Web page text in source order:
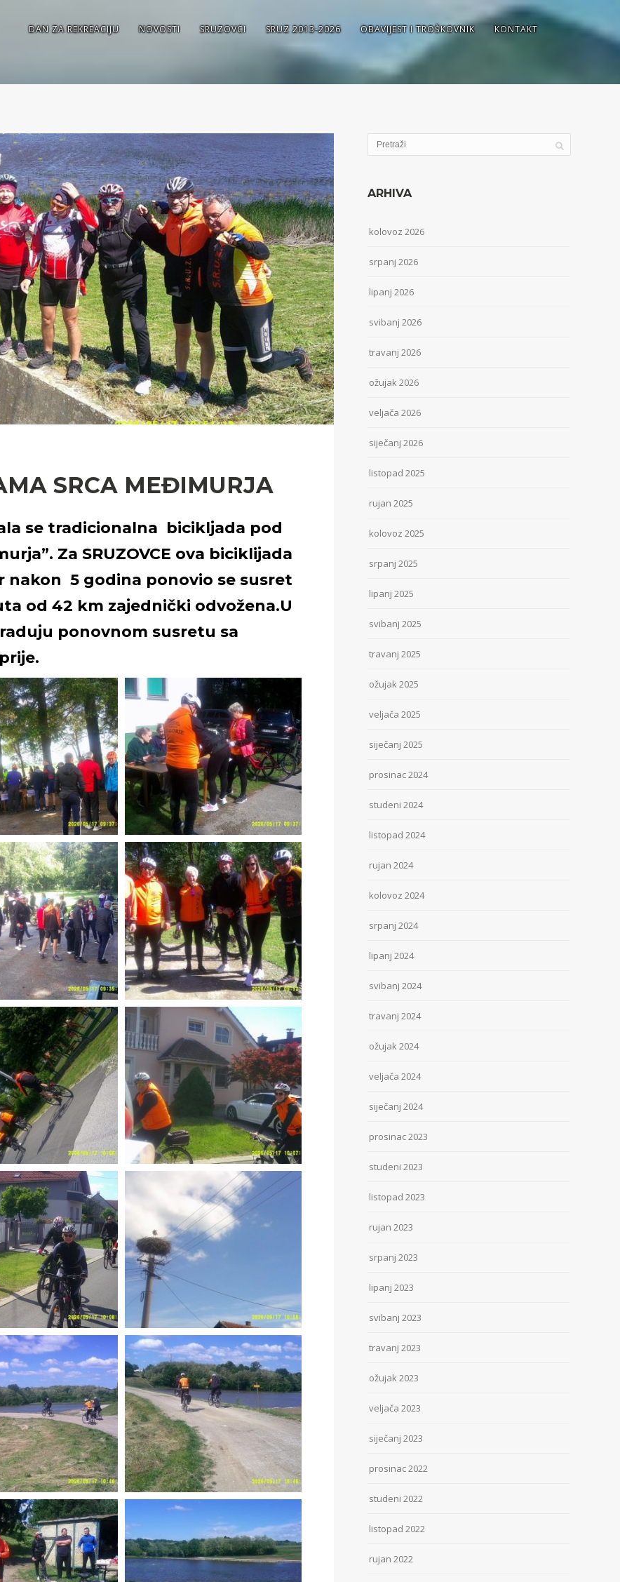
DAN ZA REKREACIJU NOVOSTI SRUZOVCI SRUZ 2013-2026 OBAVIJEST I TROŠKOVNIK KONTAKT
SRCA MEĐIMURJA
se tradicionalna bicikljada pod
Za SRUZOVCE ova biciklijada
nakon 5 godina ponovio se susret
od 42 km zajednički odvožena.U
raduju ponovnom susretu sa
ARHIVA
kolovoz 2026
srpanj 2026
lipanj 2026
svibanj 2026
travanj 2026
ožujak 2026
veljača 2026
siječanj 2026
listopad 2025
rujan 2025
kolovoz 2025
srpanj 2025
lipanj 2025
svibanj 2025
travanj 2025
ožujak 2025
veljača 2025
siječanj 2025
prosinac 2024
studeni 2024
listopad 2024
rujan 2024
kolovoz 2024
srpanj 2024
lipanj 2024
svibanj 2024
travanj 2024
ožujak 2024
veljača 2024
siječanj 2024
prosinac 2023
studeni 2023
listopad 2023
rujan 2023
srpanj 2023
lipanj 2023
svibanj 2023
travanj 2023
ožujak 2023
veljača 2023
siječanj 2023
prosinac 2022
studeni 2022
listopad 2022
rujan 2022